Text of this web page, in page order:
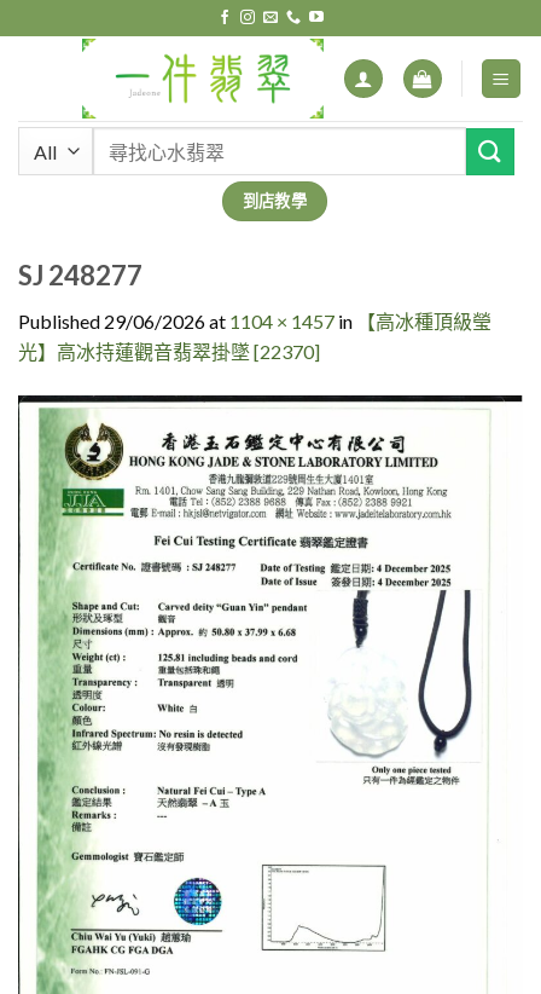
to
到店教學
SJ 248277
Published 29/06/2026at 1104 × 1457 in
【高冰種頂級瑩
光】高冰持蓮觀音翡翠掛墜 [22370]